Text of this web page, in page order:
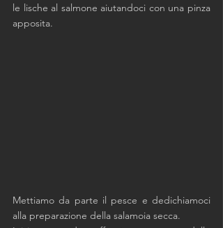
le lische al salmone aiutandoci con una pinza
apposita.
Mettiamo da parte il pesce e dedichiamoci
alla preparazione della salamoia secca.